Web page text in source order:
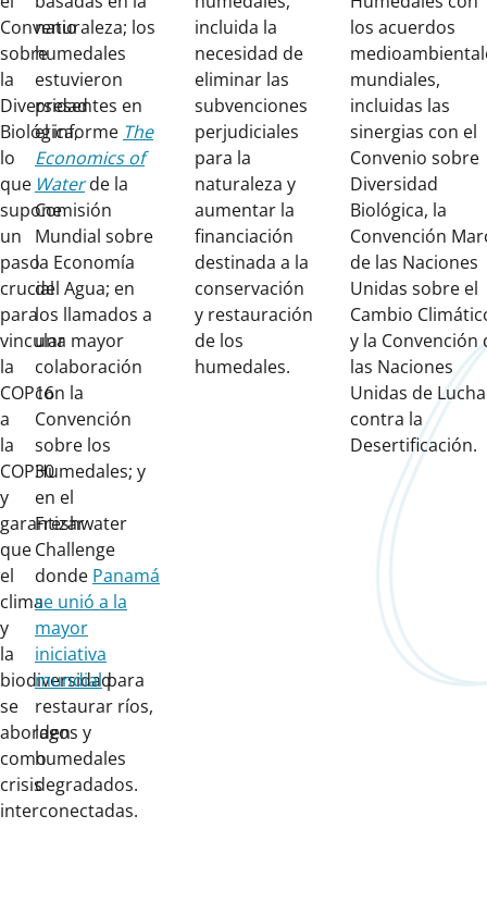
Convenio
sobre
la
Diversidad
Biológica,
lo
que
supone
un
paso
crucial
para
vincular
la
COP16
a
la
COP30
y
garantizar
que
el
clima
y
la
biodiversidad
se
aborden
como
crisis
interconectadas.
naturaleza; los
humedales
estuvieron
presentes en
el informe The
Economics of
Water de la
Comisión
Mundial sobre
la Economía
del Agua; en
los llamados a
una mayor
colaboración
con la
Convención
sobre los
Humedales; y
en el
Freshwater
Challenge
donde Panamá
se unió a la
mayor
iniciativa
mundialpara
restaurar ríos,
lagos y
humedales
degradados.
incluida la
necesidad de
eliminar las
subvenciones
perjudiciales
para la
naturaleza y
aumentar la
financiación
destinada a la
conservación
y restauración
de los
humedales.
los acuerdos
mundiales,
incluidas las
sinergias con el
Convenio sobre
Diversidad
Biológica, la
Convención
de las Naciones
Unidas sobre el
Cambio
y la Convención
las Naciones
Unidas de Lucha
contra la
Desertificación.